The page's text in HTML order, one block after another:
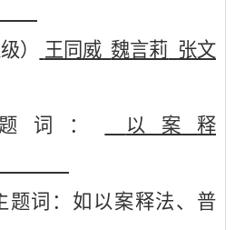
）
王同威 魏言莉 张文
词 ： 以案释
题词：如 以案释法、 普